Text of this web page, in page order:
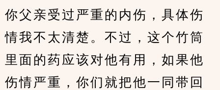
你父亲受过严重的内伤，具体伤
情我不太清楚。不过，这个竹筒
里面的药应该对他有用，如果他
伤情严重，你们就把他一同带回